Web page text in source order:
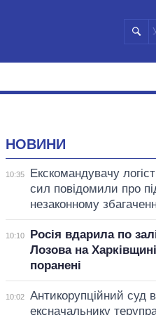
НОВИНИ
10:35
Екскомандувачу
сил повідомили про
незаконному
10:10
Росія вдарила по
Лозова на
поранені
10:02
Антикорупційний суд
ексначальнику